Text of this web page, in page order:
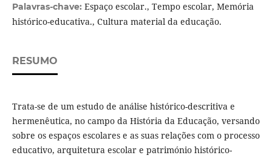
Palavras-chave: Espaço escolar., Tempo escolar, Memória
histórico-educativa., Cultura material da educação.
RESUMO
Trata-se de um estudo de análise histórico-descritiva e
hermenêutica, no campo da História da Educação, versando
sobre os espaços escolares e as suas relações com o processo
educativo, arquitetura escolar e património histórico-